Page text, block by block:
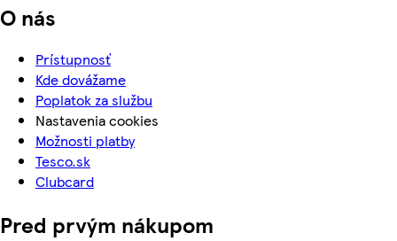
O nás
Prístupnosť
Kde dovážame
Poplatok za službu
Nastavenia cookies
Možnosti platby
Tesco.sk
Clubcard
Pred prvým nákupom